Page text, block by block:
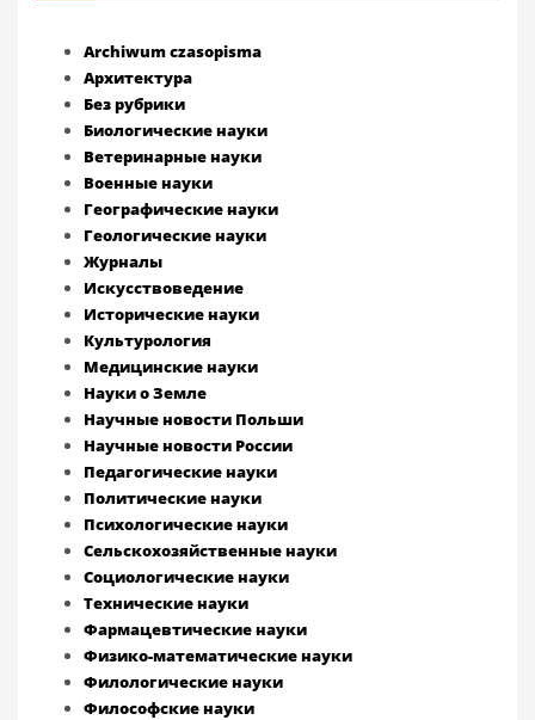
Archiwum czasopisma
Архитектура
Без рубрики
Биологические науки
Ветеринарные науки
Военные науки
Географические науки
Геологические науки
Журналы
Искусствоведение
Исторические науки
Культурология
Медицинские науки
Науки о Земле
Научные новости Польши
Научные новости России
Педагогические науки
Политические науки
Психологические науки
Сельскохозяйственные науки
Социологические науки
Технические науки
Фармацевтические науки
Физико-математические науки
Филологические науки
Философские науки